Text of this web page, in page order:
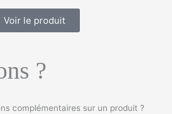
Voir le produit
?
complémentaires sur un produit ?